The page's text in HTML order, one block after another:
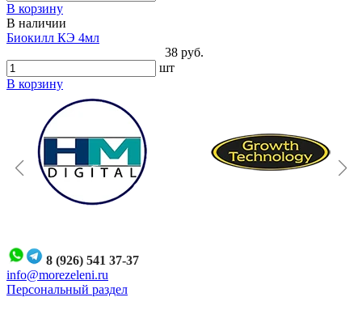
В корзину
В наличии
Биокилл КЭ 4мл
38 руб.
шт
В корзину
8 (926) 541 37-37
info@morezeleni.ru
Персональный раздел